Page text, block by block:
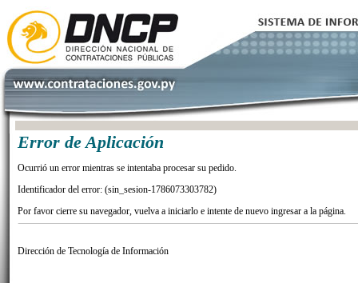
Error de Aplicación
Ocurrió un error mientras se intentaba procesar su pedido.
Identificador del error: (sin_sesion-1786073303782)
Por favor cierre su navegador, vuelva a iniciarlo e intente de nuevo ingresar a la página.
Dirección de Tecnología de Información